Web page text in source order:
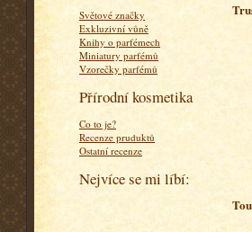
Světové značky
Exkluzivní vůně
Knihy o parfémech
Miniatury parfémů
Vzorečky parfémů
Přírodní kosmetika
Co to je?
Recenze pruduktů
Ostatní recenze
Nejvíce se mi líbí: